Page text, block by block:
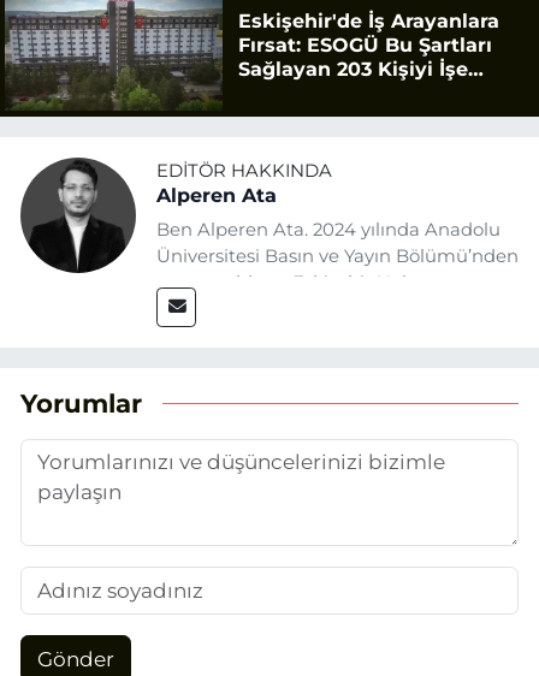
Eskişehir'de İş Arayanlara
Fırsat: ESOGÜ Bu Şartları
Sağlayan 203 Kişiyi İşe
EDITÖR HAKKINDA
Alperen Ata
Ben Alperen Ata. 2024 yılında Anadolu
Üniversitesi Basın ve Yayın Bölümü’nden
mezun oldum. Eskişehir Haber
Ajansı’nda (EHA) muhabir ve editör
Yorumlar
Gönder